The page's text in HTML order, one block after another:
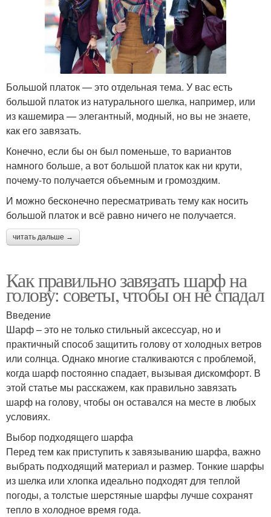
Большой платок — это отдельная тема. У вас есть
большой платок из натурального шелка, например, или
из кашемира — элегантный, модный, но вы не знаете,
как его завязать.
Конечно, если бы он был поменьше, то вариантов
намного больше, а вот большой платок как ни крути,
почему-то получается объемным и громоздким.
И можно бесконечно пересматривать тему как носить
большой платок и всё равно ничего не получается.
читать дальше →
Как правильно завязать шарф на
голову: советы, чтобы он не спадал
Введение
Шарф – это не только стильный аксессуар, но и
практичный способ защитить голову от холодных ветров
или солнца. Однако многие сталкиваются с проблемой,
когда шарф постоянно спадает, вызывая дискомфорт. В
этой статье мы расскажем, как правильно завязать
шарф на голову, чтобы он оставался на месте в любых
условиях.
Выбор подходящего шарфа
Перед тем как приступить к завязыванию шарфа, важно
выбрать подходящий материал и размер. Тонкие шарфы
из шелка или хлопка идеально подходят для теплой
погоды, а толстые шерстяные шарфы лучше сохранят
тепло в холодное время года.